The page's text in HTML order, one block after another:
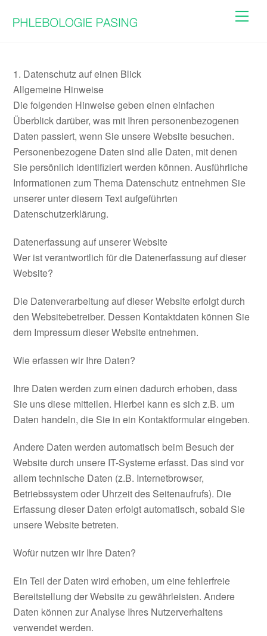
1. Datenschutz auf einen Blick
Allgemeine Hinweise
Die folgenden Hinweise geben einen einfachen
Überblick darüber, was mit Ihren personenbezogenen
Daten passiert, wenn Sie unsere Website besuchen.
Personenbezogene Daten sind alle Daten, mit denen
Sie persönlich identifiziert werden können. Ausführliche
Informationen zum Thema Datenschutz entnehmen Sie
unserer unter diesem Text aufgeführten
Datenschutzerklärung.
Datenerfassung auf unserer Website
Wer ist verantwortlich für die Datenerfassung auf dieser
Website?
Die Datenverarbeitung auf dieser Website erfolgt durch
den Websitebetreiber. Dessen Kontaktdaten können Sie
dem Impressum dieser Website entnehmen.
Wie erfassen wir Ihre Daten?
Ihre Daten werden zum einen dadurch erhoben, dass
Sie uns diese mitteilen. Hierbei kann es sich z.B. um
Daten handeln, die Sie in ein Kontaktformular eingeben.
Andere Daten werden automatisch beim Besuch der
Website durch unsere IT-Systeme erfasst. Das sind vor
allem technische Daten (z.B. Internetbrowser,
Betriebssystem oder Uhrzeit des Seitenaufrufs). Die
Erfassung dieser Daten erfolgt automatisch, sobald Sie
unsere Website betreten.
Wofür nutzen wir Ihre Daten?
Ein Teil der Daten wird erhoben, um eine fehlerfreie
Bereitstellung der Website zu gewährleisten. Andere
Daten können zur Analyse Ihres Nutzerverhaltens
verwendet werden.